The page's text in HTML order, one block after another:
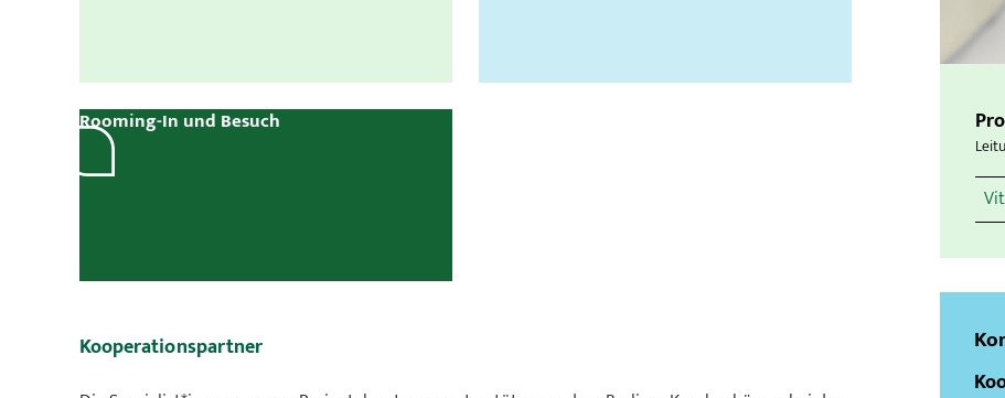
Rooming-In und Besuch
Kooperationspartner